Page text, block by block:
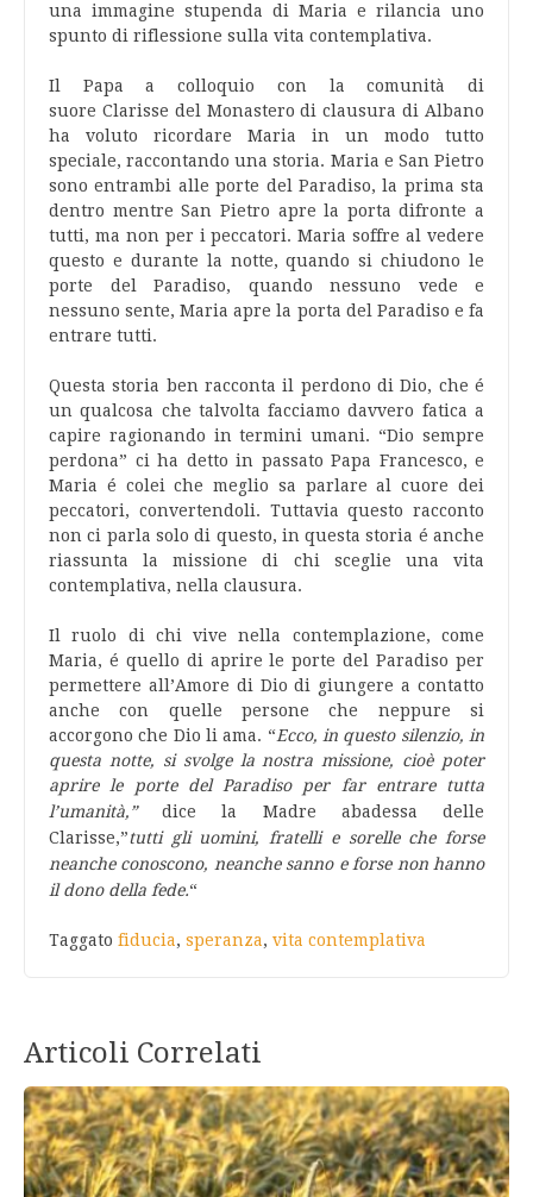
una immagine stupenda di Maria e rilancia uno
spunto di riflessione sulla vita contemplativa.
Il Papa a colloquio con la comunità di
suore Clarisse del Monastero di clausura di Albano
ha voluto ricordare Maria in un modo tutto
speciale, raccontando una storia. Maria e San Pietro
sono entrambi alle porte del Paradiso, la prima sta
dentro mentre San Pietro apre la porta difronte a
tutti, ma non per i peccatori. Maria soffre al vedere
questo e durante la notte, quando si chiudono le
porte del Paradiso, quando nessuno vede e
nessuno sente, Maria apre la porta del Paradiso e fa
entrare tutti.
Questa storia ben racconta il perdono di Dio, che é
un qualcosa che talvolta facciamo davvero fatica a
capire ragionando in termini umani. “Dio sempre
perdona” ci ha detto in passato Papa Francesco, e
Maria é colei che meglio sa parlare al cuore dei
peccatori, convertendoli. Tuttavia questo racconto
non ci parla solo di questo, in questa storia é anche
riassunta la missione di chi sceglie una vita
contemplativa, nella clausura.
Il ruolo di chi vive nella contemplazione, come
Maria, é quello di aprire le porte del Paradiso per
permettere all’Amore di Dio di giungere a contatto
anche con quelle persone che neppure si
accorgono che Dio li ama. “Ecco, in questo silenzio, in
questa notte, si svolge la nostra missione, cioè poter
aprire le porte del Paradiso per far entrare tutta
l’umanità,”dice la Madre abadessa delle
Clarisse,”tutti gli uomini, fratelli e sorelle che forse
neanche conoscono, neanche sanno e forse non hanno
il dono della fede.“
Taggato fiducia, speranza, vita contemplativa
Articoli Correlati